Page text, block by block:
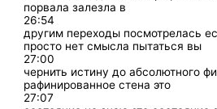
порвала залезла в
26:54
другим переходы посмотрелась
просто нет смысла пытаться вы
27:00
чернить истину до абсолютного
рафинированное стена это
27:07